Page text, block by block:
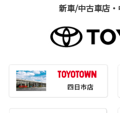
新車/中古車店